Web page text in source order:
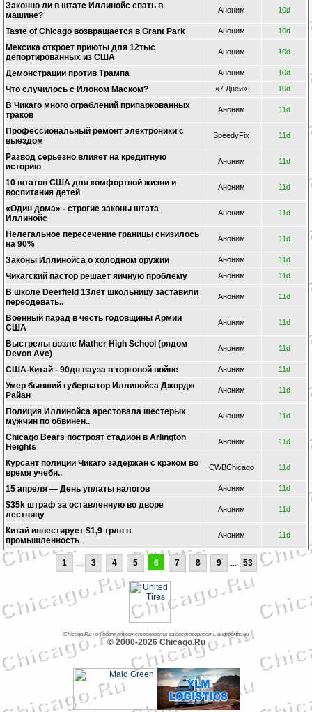
Законно ли в штате Иллинойс спать в
машине?
Аноним 10d
Taste of Chicago возвращается в Grant Park Аноним 10d
Мексика откроет приюты для 12тыс
депортированных из США
Аноним 10d
Демонстрации против Трампа Аноним 10d
Что случилось с Илоном Маском? «7 Дней» 10d
В Чикаго много ограблений припаркованных
траков
Аноним 11d
Профессиональный ремонт электроники с
выездом
SpeedyFix 11d
Развод серьезно влияет на кредитную
историю
Аноним 11d
10 штатов США для комфортной жизни и
воспитания детей
Аноним 11d
«Один дома» - строгие законы штата
Иллинойс
Аноним 11d
Нелегальное пересечение границы снизилось
на 90%
Аноним 11d
Законы Иллинойса о холодном оружии Аноним 11d
Чикагский пастор решает яичную проблему Аноним 11d
В школе Deerfield 13лет школьницу заставили
переодевать..
Аноним 11d
Военный парад в честь годовщины Армии
США
Аноним 11d
Выстрелы возле Mather High School (рядом
Devon Ave)
Аноним 11d
США-Китай - 90дн пауза в торговой войне Аноним 11d
Умер бывший губернатор Иллинойса Джордж
Райан
Аноним 11d
Полиция Иллинойса арестовала шестерых
мужчин по обвинен..
Аноним 11d
Chicago Bears построят стадион в Arlington
Heights
Аноним 11d
Курсант полиции Чикаго задержан с крэком во
время учебн..
CWBChicago 11d
15 апреля — День уплаты налогов Аноним 11d
$35k штраф за оставленную во дворе
лестницу
Аноним 11d
Китай инвестирует $1,9 трлн в
промышленность
Аноним 11d
1 ... 3 4 5 6 7 8 9 ... 53
Chicago.Ru не несет ответственности за достоверность информации
© 2000-2026 Chicago.Ru